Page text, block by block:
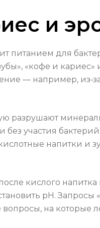
и
питанием для
«кофе и кариес»
— например,
разрушают
участия
напитки и
кислого напитка
pH. Запросы
на которые